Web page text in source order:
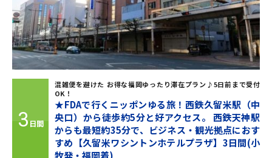
3 日間
混雑便を避けた お得な福岡ゆったり滞在プラン♪5日前まで受付
OK！
★FDAで行くニッポンゆる旅！西鉄久留米駅（中
央口）から徒歩約5分と好アクセス。 西鉄天神駅
からも最短約35分で、ビジネス・観光拠点におす
すめ【久留米ワシントンホテルプラザ】3日間(小
牧発・福岡着)